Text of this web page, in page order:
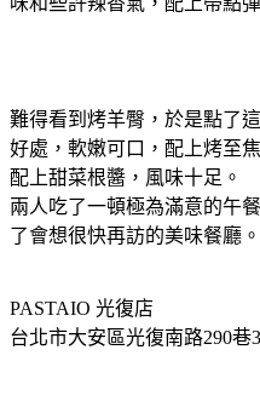
難得看到烤羊臀，於是點了
好處，軟嫩可口，配上烤至
配上甜菜根醬，風味十足。
兩人吃了一頓極為滿意的午
了會想很快再訪的美味餐廳。
PASTAIO 光復店
台北市大安區光復南路290巷